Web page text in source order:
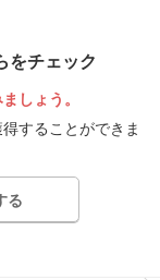
をチェック
しょう。
することができま
る